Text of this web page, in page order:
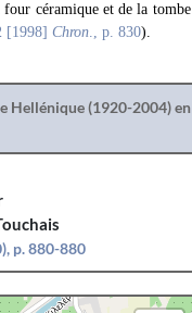
céramique et de la tombe
[1998] Chron., p. 830).
Hellénique (1920-2004) en
p. 880-880